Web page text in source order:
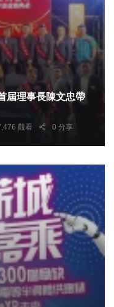
屆理事長陳文忠帶
觀看 0 分享